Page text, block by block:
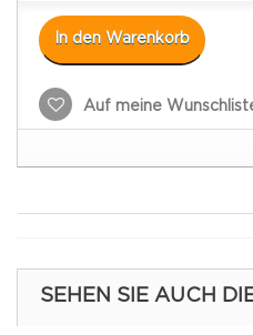
In den Warenkorb
Auf meine
SEHEN SIE AUCH